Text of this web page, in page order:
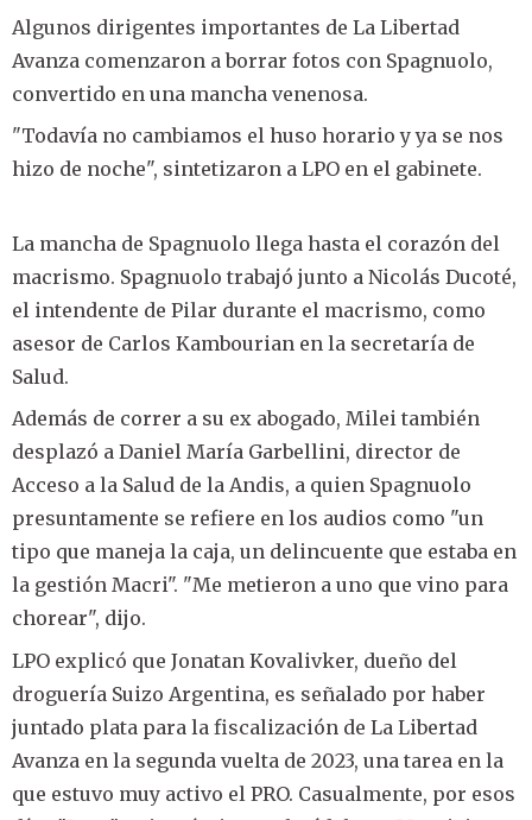
Algunos dirigentes importantes de La Libertad
Avanza comenzaron a borrar fotos con Spagnuolo,
convertido en una mancha venenosa.
"Todavía no cambiamos el huso horario y ya se nos
hizo de noche", sintetizaron a LPO en el gabinete.
La mancha de Spagnuolo llega hasta el corazón del
macrismo. Spagnuolo trabajó junto a Nicolás Ducoté,
el intendente de Pilar durante el macrismo, como
asesor de Carlos Kambourian en la secretaría de
Salud.
Además de correr a su ex abogado, Milei también
desplazó a Daniel María Garbellini, director de
Acceso a la Salud de la Andis, a quien Spagnuolo
presuntamente se refiere en los audios como "un
tipo que maneja la caja, un delincuente que estaba en
la gestión Macri". "Me metieron a uno que vino para
chorear", dijo.
LPO explicó que Jonatan Kovalivker, dueño del
droguería Suizo Argentina, es señalado por haber
juntado plata para la fiscalización de La Libertad
Avanza en la segunda vuelta de 2023, una tarea en la
que estuvo muy activo el PRO. Casualmente, por esos